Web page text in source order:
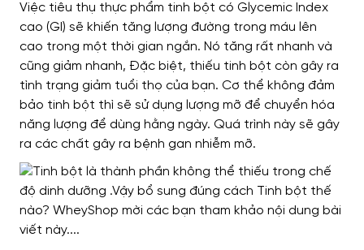
Việc tiêu thụ thực phẩm tinh bột có Glycemic Index
cao (GI) sẽ khiến tăng lượng đường trong máu lên
cao trong một thời gian ngắn. Nó tăng rất nhanh và
cũng giảm nhanh, Đặc biệt, thiếu tinh bột còn gây ra
tình trạng giảm tuổi thọ của bạn. Cơ thể không đảm
bảo tinh bột thì sẽ sử dụng lượng mỡ để chuyển hóa
năng lượng để dùng hằng ngày. Quá trình này sẽ gây
ra các chất gây ra bệnh gan nhiễm mỡ.